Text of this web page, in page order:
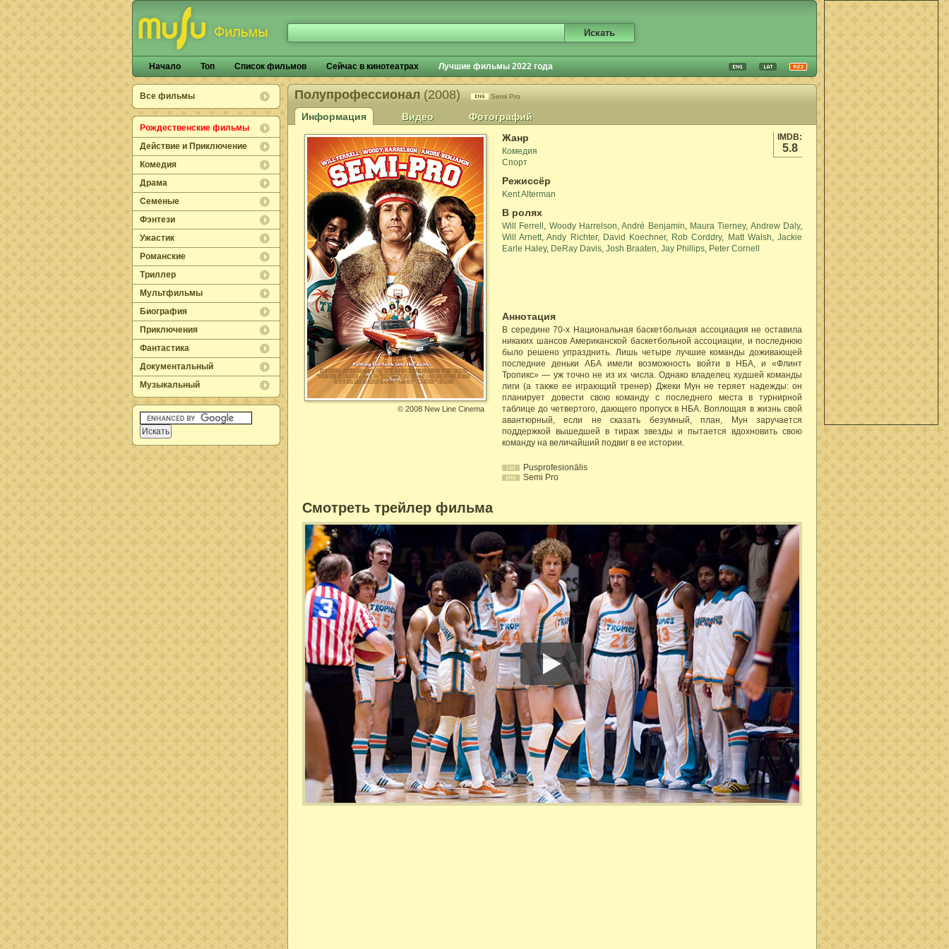
Начало Топ Список фильмов Сейчас в кинотеатрах Лучшие фильмы 2022 года
Все фильмы
Рождественские фильмы
Действие и Приключение
Комедия
Драма
Семеные
Фэнтези
Ужастик
Романские
Триллер
Мультфильмы
Биография
Приключения
Фантастика
Документальный
Музыкальный
Полупрофессионал (2008) Semi Pro
Информация Видео Фотографий
IMDB:
5.8
Жанр
Комедия
Спорт
Режиссёр
Kent Alterman
В ролях
Will Ferrell , Woody Harrelson,André Benjamin, Maura Tierney, Andrew Daly,
Will Arnett,Andy Richter, David Koechner, Rob Corddry, Matt Walsh,Jackie
Earle Haley, DeRay Davis, Josh Braaten, Jay Phillips, Peter Cornell
Аннотация
В середине 70-х Национальная баскетбольная ассоциация не оставила
никаких шансов Американской баскетбольной ассоциации, и последнюю
было решено упразднить. Лишь четыре лучшие команды доживающей
последние деньки АБА имели возможность войти в НБА, и «Флинт
Тропикс» — уж точно не из их числа. Однако владелец худшей команды
лиги (а также ее играющий тренер) Джеки Мун не теряет надежды: он
планирует довести свою команду с последнего места в турнирной
таблице до четвертого, дающего пропуск в НБА. Воплощая в жизнь свой
авантюрный, если не сказать безумный, план, Мун заручается
поддержкой вышедшей в тираж звезды и пытается вдохновить свою
команду на величайший подвиг в ее истории.
Pusprofesionālis
Semi Pro
© 2008 New Line Cinema
Смотреть трейлер фильма